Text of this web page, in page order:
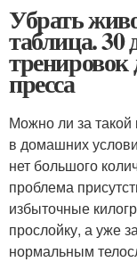
Убрать
таблица. 30
пресса
Можно ли за такой
в домашних
нет большого
проблема
избыточные
прослойку, а уже
нормальным